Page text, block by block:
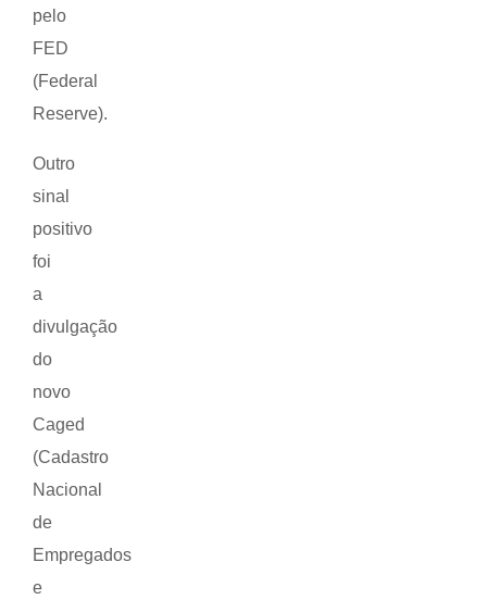
pelo
FED
(Federal
Reserve).
Outro
sinal
positivo
foi
a
divulgação
do
novo
Caged
(Cadastro
Nacional
de
Empregados
e